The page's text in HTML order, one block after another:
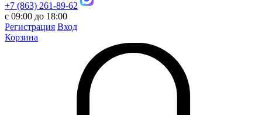
+7 (863) 261-89-62
с 09:00 до 18:00
Регистрация Вход
Корзина